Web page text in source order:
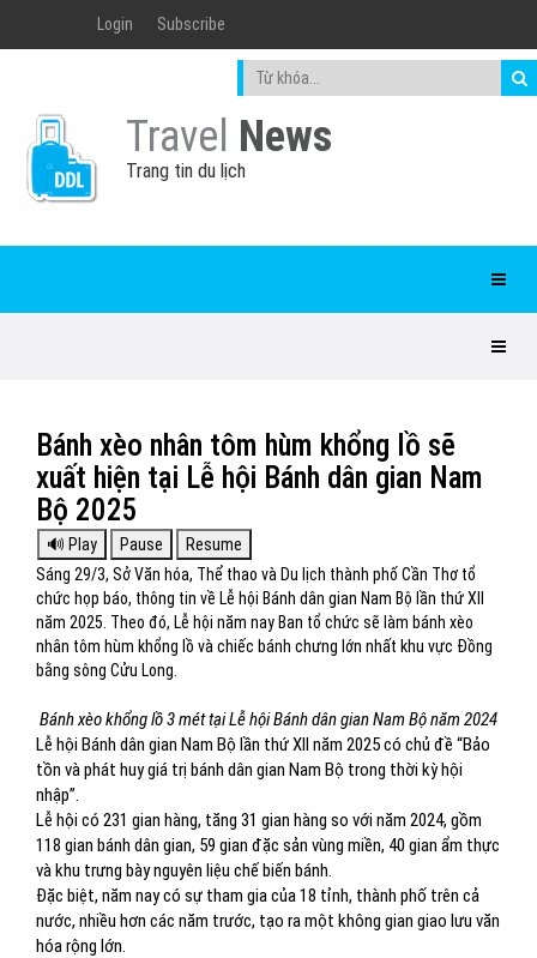
Login Subscribe
Travel News
Trang tin du lịch
Bánh xèo nhân tôm hùm khổng lồ sẽ
xuất hiện tại Lễ hội Bánh dân gian Nam
Bộ 2025
Sáng 29/3, Sở Văn hóa, Thể thao và Du lịch thành phố Cần Thơ tổ
chức họp báo, thông tin về Lễ hội Bánh dân gian Nam Bộ lần thứ XII
năm 2025. Theo đó, Lễ hội năm nay Ban tổ chức sẽ làm bánh xèo
nhân tôm hùm khổng lồ và chiếc bánh chưng lớn nhất khu vực Đồng
bằng sông Cửu Long.
Bánh xèo khổng lồ 3 mét tại Lễ hội Bánh dân gian Nam Bộ năm 2024
Lễ hội Bánh dân gian Nam Bộ lần thứ XII năm 2025 có chủ đề “Bảo
tồn và phát huy giá trị bánh dân gian Nam Bộ trong thời kỳ hội
nhập”.
Lễ hội có 231 gian hàng, tăng 31 gian hàng so với năm 2024, gồm
118 gian bánh dân gian, 59 gian đặc sản vùng miền, 40 gian ẩm thực
và khu trưng bày nguyên liệu chế biến bánh.
Đặc biệt, năm nay có sự tham gia của 18 tỉnh, thành phố trên cả
nước, nhiều hơn các năm trước, tạo ra một không gian giao lưu văn
hóa rộng lớn.